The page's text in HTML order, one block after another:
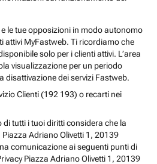
le tue opposizioni in modo autonomo
attivi MyFastweb. Ti ricordiamo che
solo per i clienti attivi. L’area
visualizzazione per un periodo
disattivazione dei servizi Fastweb.
Clienti (192 193) o recarti nei
di tutti i tuoi diritti considera che la
Adriano Olivetti 1, 20139
comunicazione ai seguenti punti di
Piazza Adriano Olivetti 1, 20139